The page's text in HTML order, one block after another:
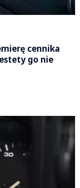
cennika
go nie